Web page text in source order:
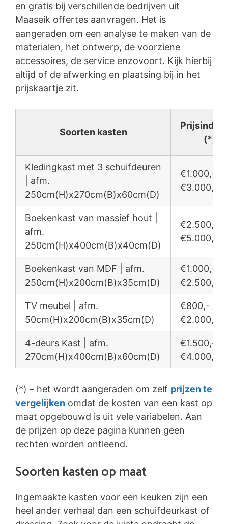
en gratis bij verschillende bedrijven uit
Maaseik offertes aanvragen. Het is
aangeraden om een analyse te maken van de
materialen, het ontwerp, de voorziene
accessoires, de service enzovoort. Kijk hierbij
altijd of de afwerking en plaatsing bij in het
prijskaartje zit.
Soorten kasten
(*)
Kledingkast met 3 schuifdeuren
| afm.
250cm(H)x270cm(B)x60cm(D)
€1.000,- /
€3.000,-
Boekenkast van massief hout |
afm.
250cm(H)x400cm(B)x40cm(D)
€2.500,- /
€5.000,-
Boekenkast van MDF | afm.
250cm(H)x200cm(B)x35cm(D)
€1.000,- /
€2.500,-
TV meubel | afm.
50cm(H)x200cm(B)x35cm(D)
€800,- /
€2.000,-
4-deurs Kast | afm.
270cm(H)x400cm(B)x60cm(D)
€1.500,- /
€4.000,-
(*) – het wordt aangeraden om zelf prijzen te
vergelijken omdat de kosten van een kast op
maat opgebouwd is uit vele variabelen. Aan
de prijzen op deze pagina kunnen geen
rechten worden ontleend.
Soorten kasten op maat
Ingemaakte kasten voor een keuken zijn een
heel ander verhaal dan een schuifdeurkast of